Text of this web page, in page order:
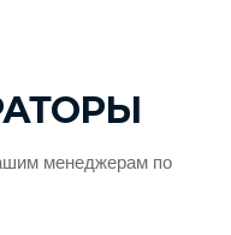
менеджерам по